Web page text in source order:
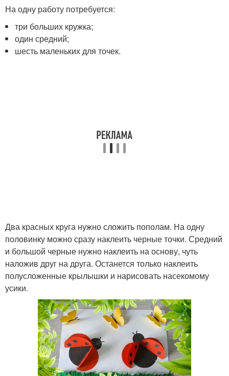
На одну работу потребуется:
три больших кружка;
один средний;
шесть маленьких для точек.
Два красных круга нужно сложить пополам. На одну
половинку можно сразу наклеить черные точки. Средний
и большой черные нужно наклеить на основу, чуть
наложив друг на друга. Останется только наклеить
полусложенные крылышки и нарисовать насекомому
усики.